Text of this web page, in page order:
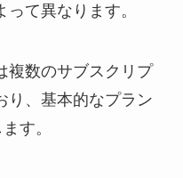
て異なります。
複数のサブスクリプ
り、基本的なプラン
す。